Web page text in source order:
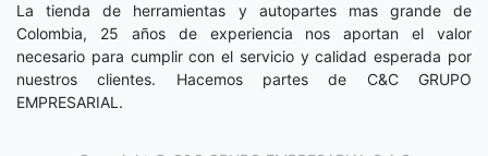
La tienda de herramientas y autopartes mas grande de
Colombia, 25 años de experiencia nos aportan el valor
necesario para cumplir con el servicio y calidad esperada por
nuestros clientes. Hacemos partes de C&C GRUPO
EMPRESARIAL.